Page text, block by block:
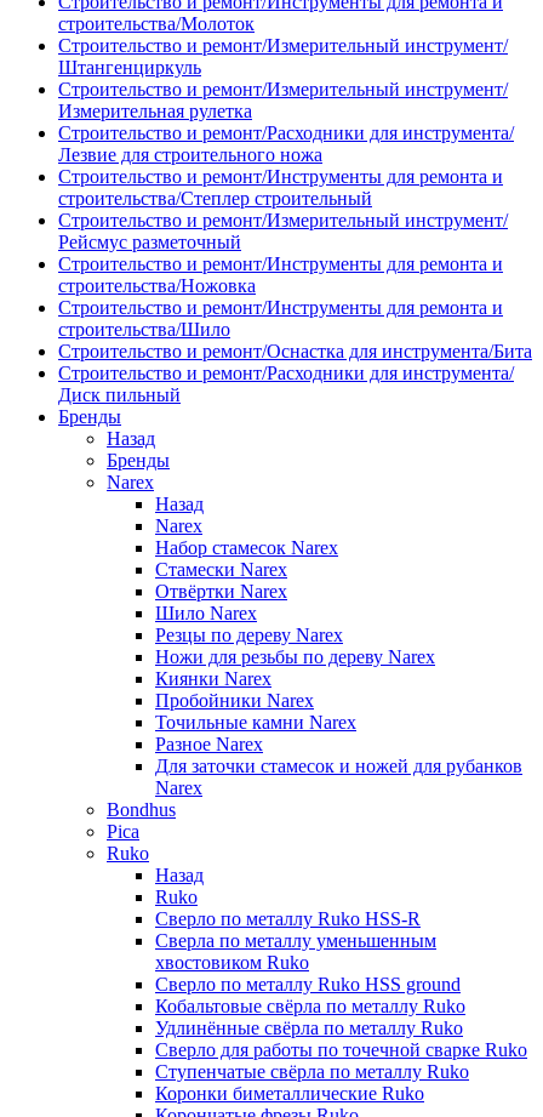
строительства/Молоток
Строительство и ремонт/Измерительный инструмент/
Штангенциркуль
Строительство и ремонт/Измерительный инструмент/
Измерительная рулетка
Строительство и ремонт/Расходники для инструмента/
Лезвие для строительного ножа
Строительство и ремонт/Инструменты для ремонта и
строительства/Степлер строительный
Строительство и ремонт/Измерительный инструмент/
Рейсмус разметочный
Строительство и ремонт/Инструменты для ремонта и
строительства/Ножовка
Строительство и ремонт/Инструменты для ремонта и
строительства/Шило
Строительство и ремонт/Оснастка для инструмента/Бита
Строительство и ремонт/Расходники для инструмента/
Диск пильный
Бренды
Назад
Бренды
Narex
Назад
Narex
Набор стамесок Narex
Стамески Narex
Отвёртки Narex
Шило Narex
Резцы по дереву Narex
Ножи для резьбы по дереву Narex
Киянки Narex
Пробойники Narex
Точильные камни Narex
Разное Narex
Для заточки стамесок и ножей для рубанков
Narex
Bondhus
Pica
Ruko
Назад
Ruko
Сверло по металлу Ruko HSS-R
Сверла по металлу уменьшенным
хвостовиком Ruko
Сверло по металлу Ruko HSS ground
Кобальтовые свёрла по металлу Ruko
Удлинённые свёрла по металлу Ruko
Сверло для работы по точечной сварке Ruko
Ступенчатые свёрла по металлу Ruko
Коронки биметаллические Ruko